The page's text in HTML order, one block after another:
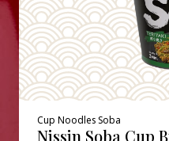
Cup Noodles Soba
Nissin Soba Cup